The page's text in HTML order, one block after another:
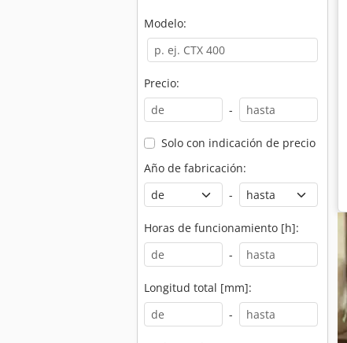
Modelo:
Precio:
-
Solo con indicación de precio
Año de fabricación:
-
Horas de funcionamiento [h]:
-
Longitud total [mm]:
-